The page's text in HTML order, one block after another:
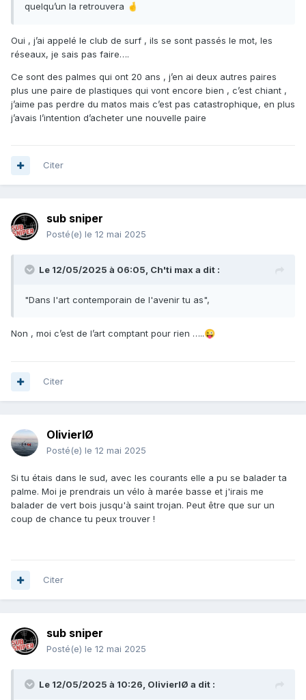
quelqu’un la retrouvera 🤞
Oui , j’ai appelé le club de surf , ils se sont passés le mot, les
réseaux, je sais pas faire….
Ce sont des palmes qui ont 20 ans , j’en ai deux autres paires
plus une paire de plastiques qui vont encore bien , c’est chiant ,
j’aime pas perdre du matos mais c’est pas catastrophique, en plus
j’avais l’intention d’acheter une nouvelle paire
Citer
sub sniper
Posté(e) le 12 mai 2025
Le 12/05/2025 à 06:05, Ch'ti max a dit :
"Dans l'art contemporain de l'avenir tu as",
Non , moi c’est de l’art comptant pour rien …..😜
Citer
OlivierIØ
Posté(e) le 12 mai 2025
Si tu étais dans le sud, avec les courants elle a pu se balader ta
palme. Moi je prendrais un vélo à marée basse et j'irais me
balader de vert bois jusqu'à saint trojan. Peut être que sur un
coup de chance tu peux trouver !
Citer
sub sniper
Posté(e) le 12 mai 2025
Le 12/05/2025 à 10:26, OlivierIØ a dit :